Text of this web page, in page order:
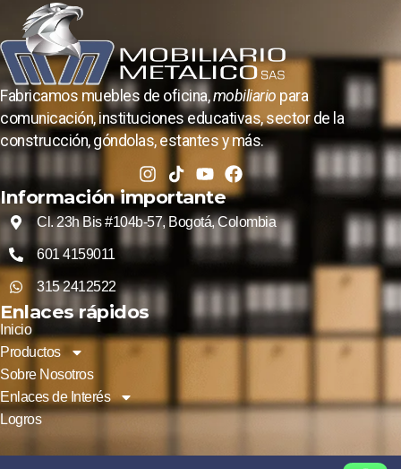
Fabricamos muebles de oficina,mobiliario para
comunicación, instituciones educativas, sector de la
construcción, góndolas, estantes y más.
Información importante
Cl. 23h Bis #104b-57, Bogotá, Colombia
601 4159011
315 2412522
Enlaces rápidos
Inicio
Productos
Sobre Nosotros
Enlaces de Interés
Logros